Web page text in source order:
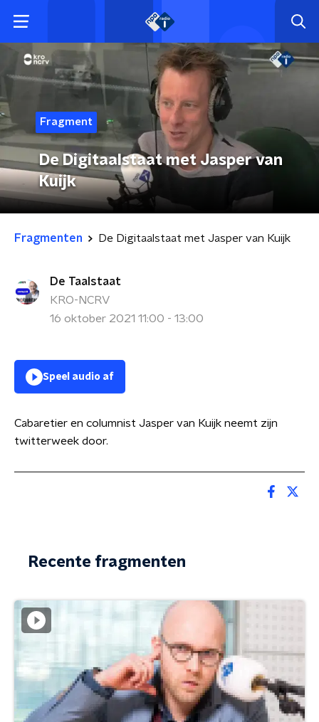
Fragment
De Digitaalstaat met Jasper van
Kuijk
Fragmenten De Digitaalstaat met Jasper van Kuijk
De Taalstaat
KRO-NCRV
16 oktober 2021 11:00 - 13:00
Speel audio af
Cabaretier en columnist Jasper van Kuijk neemt zijn
twitterweek door.
Recente fragmenten